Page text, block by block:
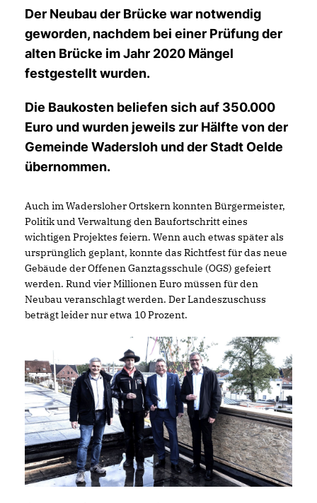
Der Neubau der Brücke war notwendig
geworden, nachdem bei einer Prüfung der
alten Brücke im Jahr 2020 Mängel
festgestellt wurden.
Die Baukosten beliefen sich auf 350.000
Euro und wurden jeweils zur Hälfte von der
Gemeinde Wadersloh und der Stadt Oelde
übernommen.
Auch im Wadersloher Ortskern konnten Bürgermeister,
Politik und Verwaltung den Baufortschritt eines
wichtigen Projektes feiern. Wenn auch etwas später als
ursprünglich geplant, konnte das Richtfest für das neue
Gebäude der Offenen Ganztagsschule (OGS) gefeiert
werden. Rund vier Millionen Euro müssen für den
Neubau veranschlagt werden. Der Landeszuschuss
beträgt leider nur etwa 10 Prozent.